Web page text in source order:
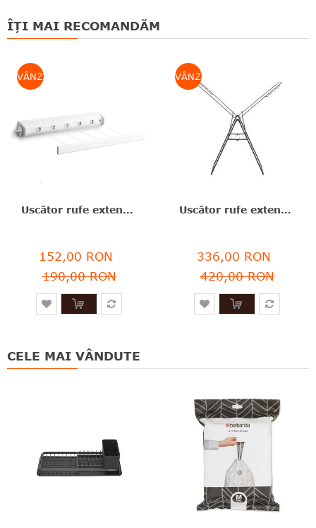
ÎȚI MAI RECOMANDĂM
VÂNZARE
Uscător rufe extensibil, plastic, alb, 22 m capacitate de uscare, Brabantia - 8710755385728
152,00 RON
190,00 RON
VÂNZARE
Uscător rufe extensibil, inox, negru mat, 25 m capacitate de uscare, Brabantia - 8710755403460
336,00 RON
420,00 RON
CELE MAI VÂNDUTE